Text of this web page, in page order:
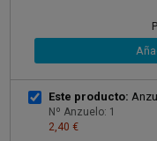
Este producto:
Nº Anzuelo: 1
2,40 €